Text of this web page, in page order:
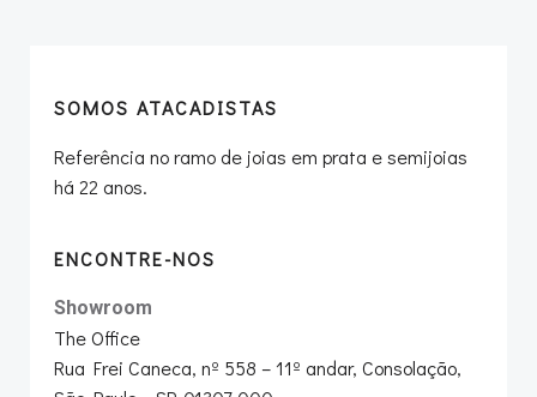
SOMOS ATACADISTAS
Referência no ramo de joias em prata e semijoias
há 22 anos.
ENCONTRE-NOS
Showroom
The Office
Rua Frei Caneca, nº 558 – 11º andar, Consolação,